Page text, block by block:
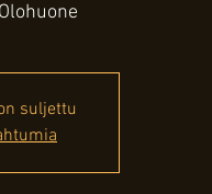
suljettu